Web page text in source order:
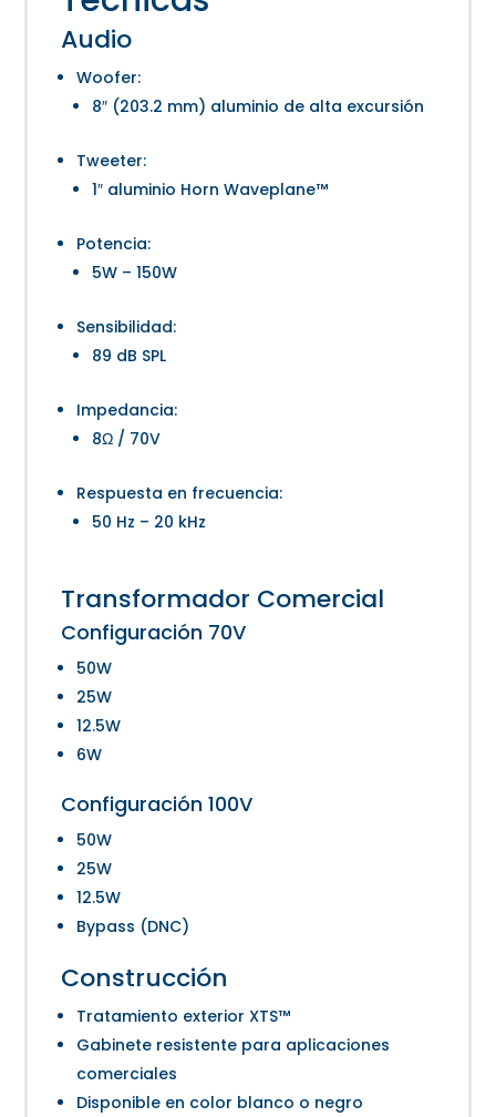
Audio
Woofer:
8″ (203.2 mm) aluminio de alta excursión
Tweeter:
1″ aluminio Horn Waveplane™
Potencia:
5W – 150W
Sensibilidad:
89 dB SPL
Impedancia:
8Ω / 70V
Respuesta en frecuencia:
50 Hz – 20 kHz
Transformador Comercial
Configuración 70V
50W
25W
12.5W
6W
Configuración 100V
50W
25W
12.5W
Bypass (DNC)
Construcción
Tratamiento exterior XTS™
Gabinete resistente para aplicaciones
comerciales
Disponible en color blanco o negro